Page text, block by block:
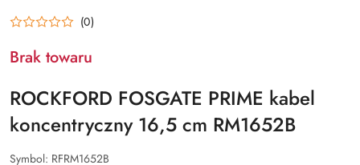
(0)
Brak towaru
ROCKFORD FOSGATE PRIME kabel
koncentryczny 16,5 cm RM1652B
Symbol: RFRM1652B